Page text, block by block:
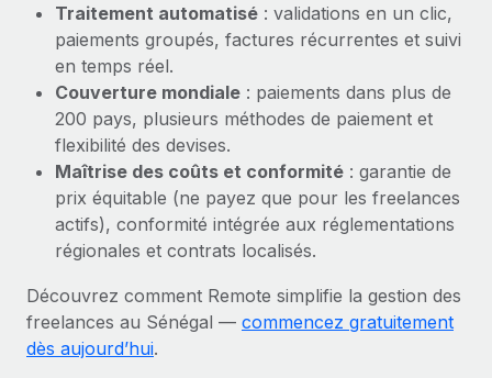
Traitement automatisé : validations en un clic,
paiements groupés, factures récurrentes et suivi
en temps réel.
Couverture mondiale : paiements dans plus de
200 pays, plusieurs méthodes de paiement et
flexibilité des devises.
Maîtrise des coûts et conformité : garantie de
prix équitable (ne payez que pour les freelances
actifs), conformité intégrée aux réglementations
régionales et contrats localisés.
Découvrez comment Remote simplifie la gestion des
freelances au Sénégal — commencez gratuitement
dès aujourd’hui.